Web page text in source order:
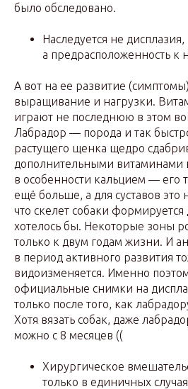
было обследовано.
Наследуется не дисплазия,
а предрасположенность к
А вот на ее развитие
выращивание и нагрузки.
играют не последнюю в этом
Лабрадор — порода и так
растущего щенка щедро
дополнительными витаминами
в особенности кальцием — его
ещё больше, а для суставов это
что скелет собаки
хотелось бы. Некоторые зоны
только к двум годам жизни. И
в период активного развития
видоизменяется. Именно
официальные снимки на
только после того, как
Хотя вязать собак, даже
можно с 8 месяцев ((
Хирургическое
только в единичных